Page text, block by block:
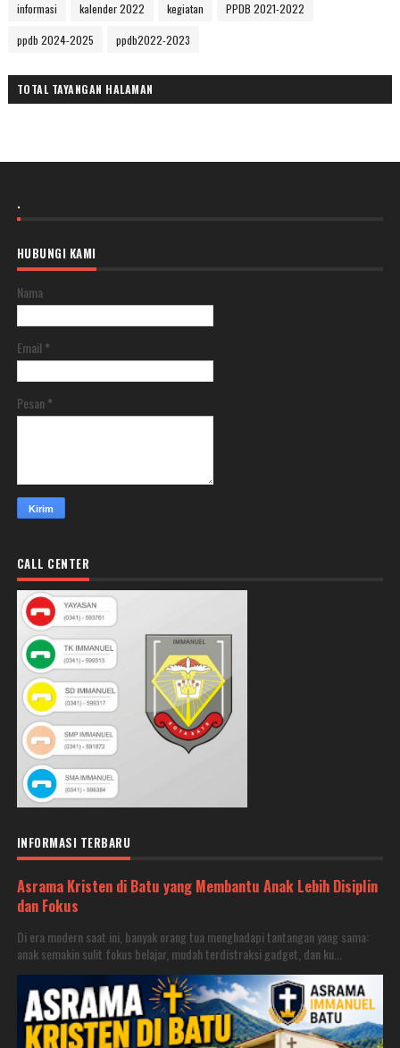
informasi kalender 2022 kegiatan PPDB 2021-2022
ppdb 2024-2025 ppdb2022-2023
TOTAL TAYANGAN HALAMAN
.
HUBUNGI KAMI
Nama
Email *
Pesan *
CALL CENTER
INFORMASI TERBARU
Asrama Kristen di Batu yang Membantu Anak Lebih Disiplin
dan Fokus
Di era modern saat ini, banyak orang tua menghadapi tantangan yang sama:
anak semakin sulit fokus belajar, mudah terdistraksi gadget, dan ku...